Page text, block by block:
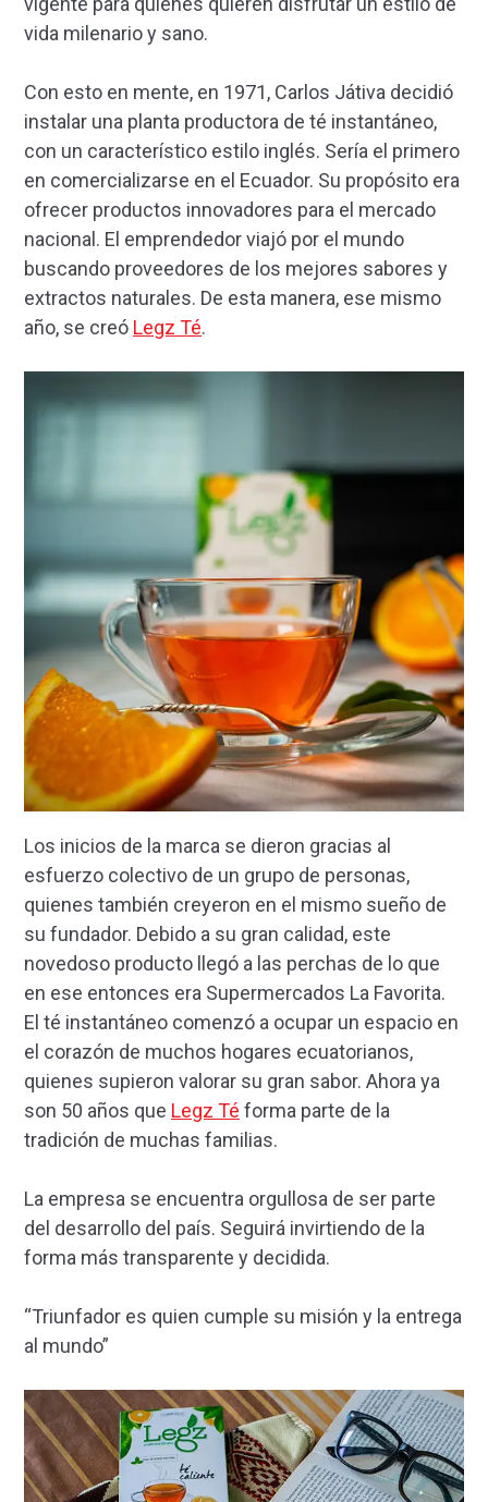
vida milenario y sano.
Con esto en mente, en 1971, Carlos Játiva decidió
instalar una planta productora de té instantáneo,
con un característico estilo inglés. Sería el primero
en comercializarse en el Ecuador. Su propósito era
ofrecer productos innovadores para el mercado
nacional. El emprendedor viajó por el mundo
buscando proveedores de los mejores sabores y
extractos naturales. De esta manera, ese mismo
año, se creó Legz Té.
Los inicios de la marca se dieron gracias al
esfuerzo colectivo de un grupo de personas,
quienes también creyeron en el mismo sueño de
su fundador. Debido a su gran calidad, este
novedoso producto llegó a las perchas de lo que
en ese entonces era Supermercados La Favorita.
El té instantáneo comenzó a ocupar un espacio en
el corazón de muchos hogares ecuatorianos,
quienes supieron valorar su gran sabor. Ahora ya
son 50 años que Legz Té forma parte de la
tradición de muchas familias.
La empresa se encuentra orgullosa de ser parte
del desarrollo del país. Seguirá invirtiendo de la
forma más transparente y decidida.
“Triunfador es quien cumple su misión y la entrega
al mundo”